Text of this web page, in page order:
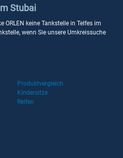
Stubai
ORLEN keine Tankstelle in Telfes im
wenn Sie unsere Umkreissuche
Produktvergleich
Kindersitze
Reifen